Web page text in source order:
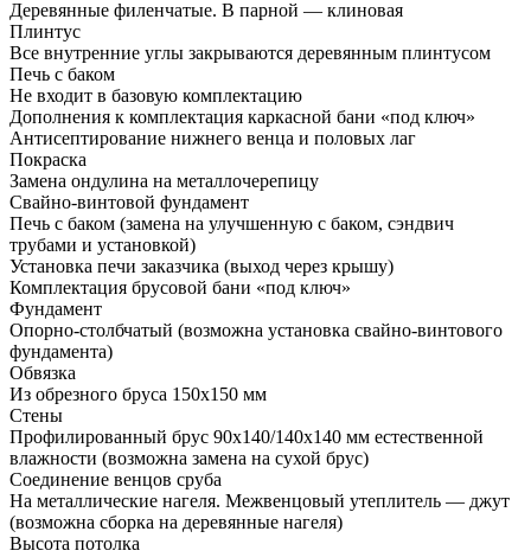
Деревянные филенчатые. В парной — клиновая
Плинтус
Все внутренние углы закрываются деревянным плинтусом
Печь с баком
Не входит в базовую комплектацию
Дополнения к комплектация каркасной бани «под ключ»
Антисептирование нижнего венца и половых лаг
Покраска
Замена ондулина на металлочерепицу
Свайно-винтовой фундамент
Печь с баком (замена на улучшенную с баком, сэндвич
трубами и установкой)
Установка печи заказчика (выход через крышу)
Комплектация брусовой бани «под ключ»
Фундамент
Опорно-столбчатый (возможна установка свайно-винтового
фундамента)
Обвязка
Из обрезного бруса 150х150 мм
Стены
Профилированный брус 90х140/140х140 мм естественной
влажности (возможна замена на сухой брус)
Соединение венцов сруба
На металлические нагеля. Межвенцовый утеплитель — джут
(возможна сборка на деревянные нагеля)
Высота потолка